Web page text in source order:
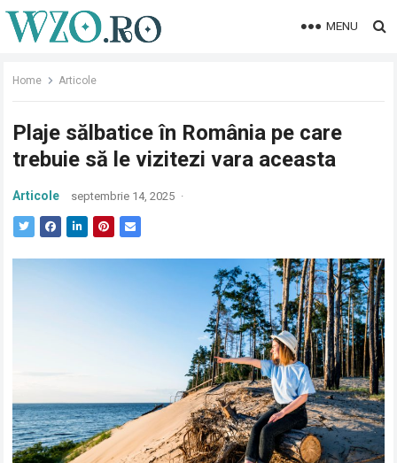
MENU
Home Articole
Plaje sălbatice în România pe care
trebuie să le vizitezi vara aceasta
Articole septembrie 14, 2025 ·